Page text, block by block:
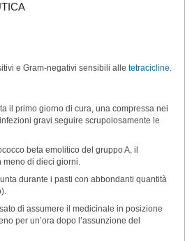
e Gram-negativi sensibili alle tetracicline
il primo giorno di cura, una compressa nei
gravi seguire scrupolosamente le
beta emolitico del gruppo A, il
meno di dieci giorni.
durante i pasti con abbondanti quantità
di assumere il medicinale in posizione
per un’ora dopo l’assunzione del